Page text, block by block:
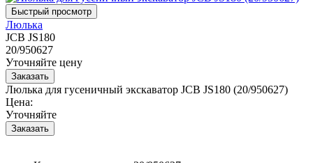
Люлька
JCB JS180
20/950627
Уточняйте цену
Люлька для гусеничный экскаватор JCB JS180 (20/950627)
Цена:
Уточняйте